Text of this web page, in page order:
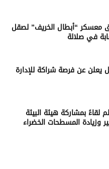
معسكر “أبطال الخريف” لصقل
في صلالة
عن فرصة شراكة للإدارة
لقاءً بمشاركة هيئة البيئة
وزيادة المسطحات الخضراء